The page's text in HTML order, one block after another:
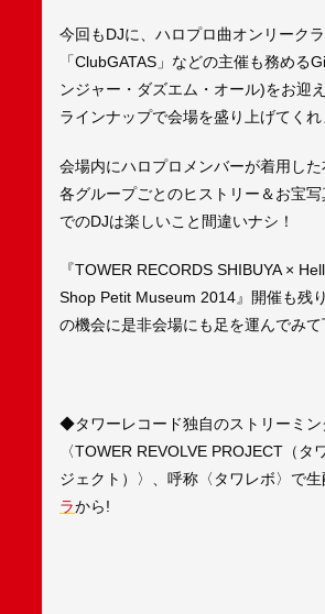
今回もDJに、ハロプロ曲オンリーク
「ClubGATAS」などの主催も務める
ンジャー・ダズエム・オール)をお迎
ラインナップで会場を盛り上げてくれ
会場内にハロプロメンバーが着用した
各グループごとのヒストリー＆お宝
でのDJは楽しいこと間違いナシ！
『TOWER RECORDS SHIBUYA ×
Shop Petit Museum 2014』開催も残
の機会に是非会場にも足を運んでみ
◆タワーレコード独自のストリーミン
〈TOWER REVOLVE PROJECT（タ
ジェクト）〉、呼称〈タワレボ〉で
ラから!